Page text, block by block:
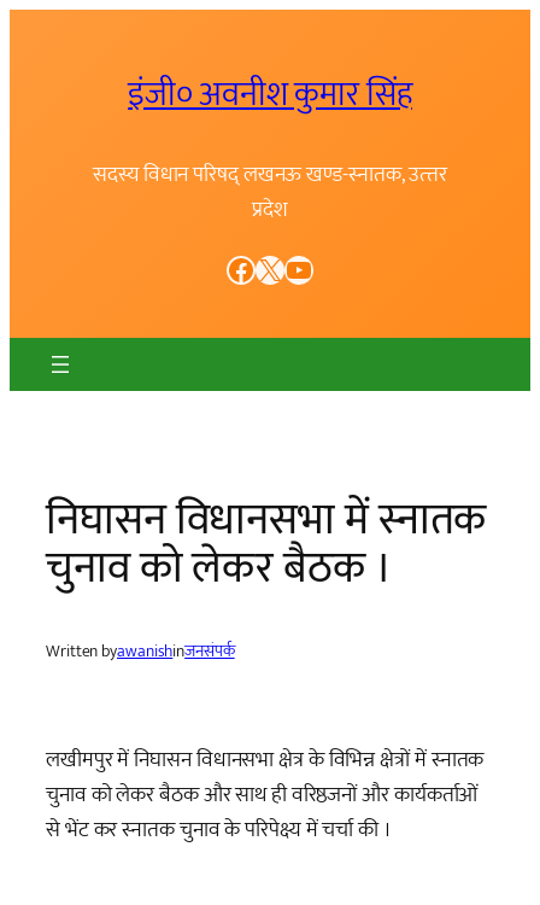
इंजी० अवनीश कुमार सिंह
सदस्य विधान परिषद् लखनऊ खण्ड-स्नातक, उत्त्तर
प्रदेश
Facebook X YouTube
निघासन विधानसभा में स्नातक
चुनाव को लेकर बैठक ।
Written byawanishinजनसंपर्क
लखीमपुर में निघासन विधानसभा क्षेत्र के विभिन्न क्षेत्रों में स्नातक
चुनाव को लेकर बैठक और साथ ही वरिष्ठजनों और कार्यकर्ताओं
से भेंट कर स्नातक चुनाव के परिपेक्ष्य में चर्चा की ।